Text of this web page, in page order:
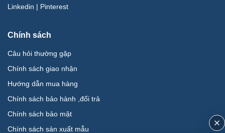
Linkedin | Pinterest
Chính sách
Câu hỏi thường gặp
Chính sách giao nhận
Hướng dẫn mua hàng
Chính sách bảo hành ,đổi trả
Chính sách bảo mật
Chính sách sản xuất mẫu